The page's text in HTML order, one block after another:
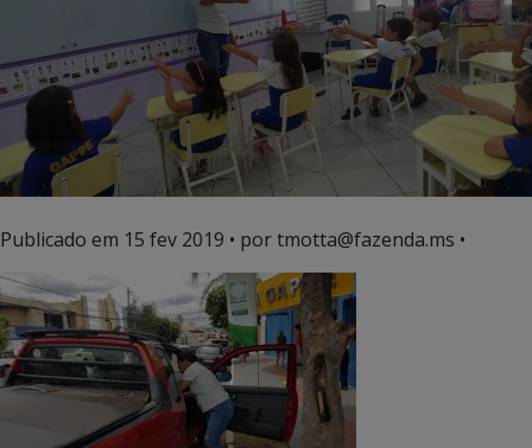
Publicado em 15 fev 2019 • por tmotta@fazenda.ms •